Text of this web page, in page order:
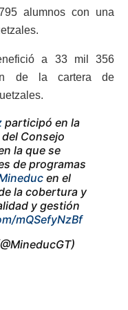
alumnos con una
a 33 mil 356
de la cartera de
participó en la
Consejo
la que se
de programas
en el
la cobertura y
y gestión
mQSefyNzBf